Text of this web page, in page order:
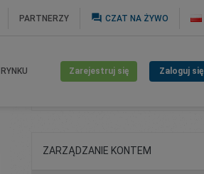
PARTNERZY question_answer CZAT NA ŻYWO
Zarejestruj się Zaloguj się
Otwórz konto
ZARZĄDZANIE KONTEM